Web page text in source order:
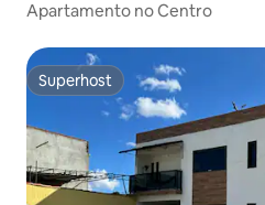
Apartamento no Centro
Superhost
Superhost